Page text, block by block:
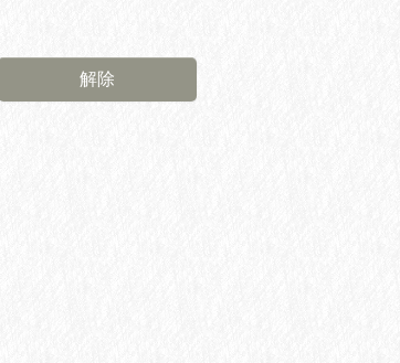
解除